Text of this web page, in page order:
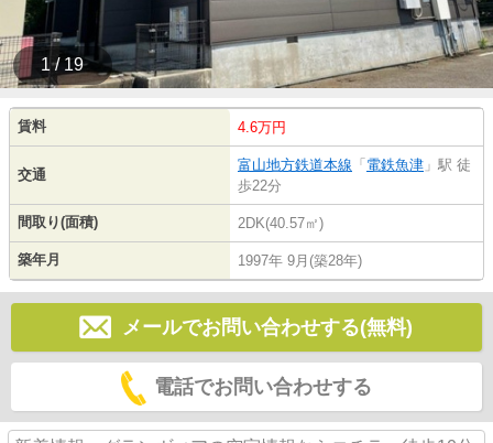
1 / 19
賃料 4.6万円
交通
富山地方鉄道本線 「 電鉄魚津 」駅 徒
歩22分
間取り(面積) 2DK(40.57㎡)
築年月 1997年 9月(築28年)
メールでお問い合わせする(無料)
電話でお問い合わせする